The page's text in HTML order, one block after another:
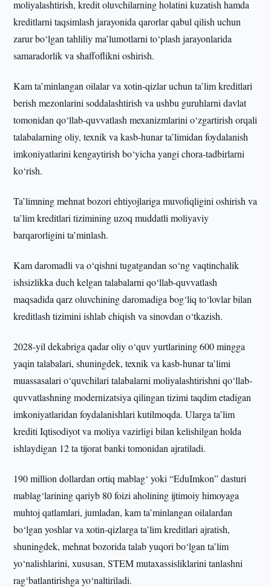
moliyalashtirish, kredit oluvchilarning holatini kuzatish hamda
kreditlarni taqsimlash jarayonida qarorlar qabul qilish uchun
zarur bo‘lgan tahliliy ma’lumotlarni to‘plash jarayonlarida
samaradorlik va shaffoflikni oshirish.
Kam ta’minlangan oilalar va xotin-qizlar uchun ta’lim kreditlari
berish mezonlarini soddalashtirish va ushbu guruhlarni davlat
tomonidan qo‘llab-quvvatlash mexanizmlarini o‘zgartirish orqali
talabalarning oliy, texnik va kasb-hunar ta’limidan foydalanish
imkoniyatlarini kengaytirish bo‘yicha yangi chora-tadbirlarni
ko‘rish.
Ta’limning mehnat bozori ehtiyojlariga muvofiqligini oshirish va
ta’lim kreditlari tizimining uzoq muddatli moliyaviy
barqarorligini ta’minlash.
Kam daromadli va o‘qishni tugatgandan so‘ng vaqtinchalik
ishsizlikka duch kelgan talabalarni qo‘llab-quvvatlash
maqsadida qarz oluvchining daromadiga bog‘liq to‘lovlar bilan
kreditlash tizimini ishlab chiqish va sinovdan o‘tkazish.
2028-yil dekabriga qadar oliy o‘quv yurtlarining 600 mingga
yaqin talabalari, shuningdek, texnik va kasb-hunar ta’limi
muassasalari o‘quvchilari talabalarni moliyalashtirishni qo‘llab-
quvvatlashning modernizatsiya qilingan tizimi taqdim etadigan
imkoniyatlaridan foydalanishlari kutilmoqda. Ularga ta’lim
krediti Iqtisodiyot va moliya vazirligi bilan kelishilgan holda
ishlaydigan 12 ta tijorat banki tomonidan ajratiladi.
190 million dollardan ortiq mablag‘ yoki “EduImkon” dasturi
mablag‘larining qariyb 80 foizi aholining ijtimoiy himoyaga
muhtoj qatlamlari, jumladan, kam ta’minlangan oilalardan
bo‘lgan yoshlar va xotin-qizlarga ta’lim kreditlari ajratish,
shuningdek, mehnat bozorida talab yuqori bo‘lgan ta’lim
yo‘nalishlarini, xususan, STEM mutaxassisliklarini tanlashni
rag‘batlantirishga yo‘naltiriladi.